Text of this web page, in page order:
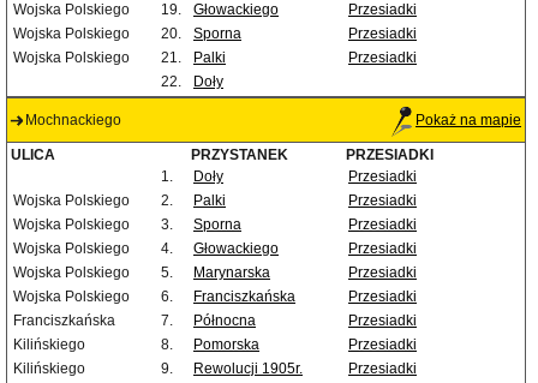
Wojska Polskiego
19. Głowackiego
Przesiadki
Wojska Polskiego
20. Sporna
Przesiadki
Wojska Polskiego
21. Palki
Przesiadki
22.
Doły
Mochnackiego Pokaż na mapie
ULICA PRZYSTANEK
PRZESIADKI
1.
Doły
Przesiadki
Wojska Polskiego
2. Palki
Przesiadki
Wojska Polskiego
3. Sporna
Przesiadki
Wojska Polskiego
4. Głowackiego
Przesiadki
Wojska Polskiego
5. Marynarska
Przesiadki
Wojska Polskiego
6. Franciszkańska
Przesiadki
Franciszkańska
7. Północna
Przesiadki
Kilińskiego
8. Pomorska
Przesiadki
Kilińskiego
9. Rewolucji 1905r. Przesiadki